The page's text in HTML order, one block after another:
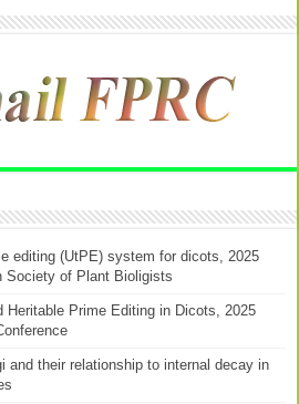
editing (UtPE) system for dicots, 2025
Society of Plant Bioligists
Heritable Prime Editing in Dicots, 2025
and their relationship to internal decay in